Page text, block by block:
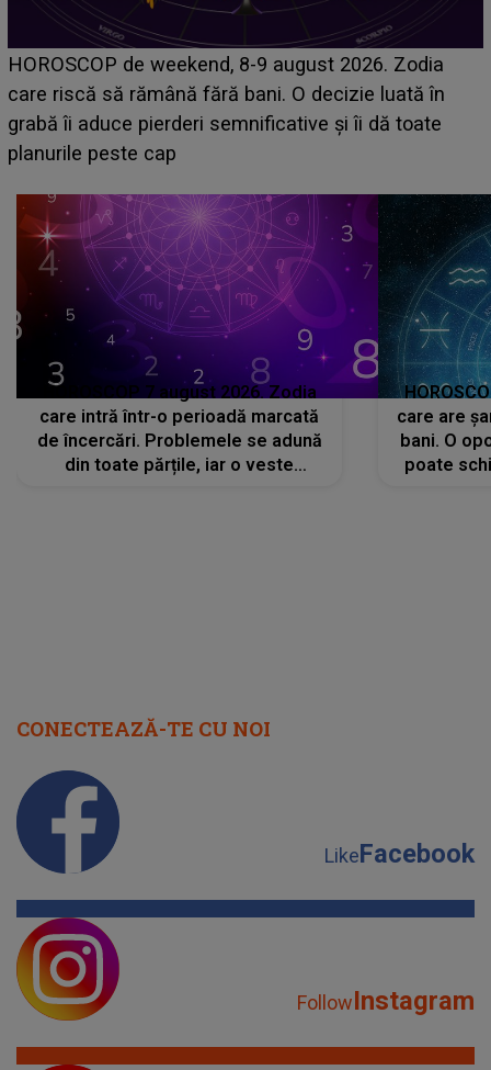
Emanuel a ținut ACEST DETALIU ASCUNS până
acum! În fața Alexandrei, concurentul din Casa Iubirii
face o MĂRTURISIRE NEAȘTEPTATĂ despre mama
sa: "I-am spus și ei în față, eu nu te iubesc pentru
HOROSCOP 7 august 2026. Zodia
care intră într-o perioadă marcată
de încercări. Problemele se adună
din toate părțile, iar o veste
care are
bani. O
poate
CONECTEAZĂ-TE CU NOI
LikeFacebook
FollowInstagram